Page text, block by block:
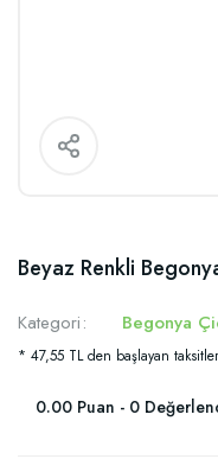
Beyaz Renkli
Kategori Begonya
* 47,55 TL den başlayan
0.00 Puan - 0